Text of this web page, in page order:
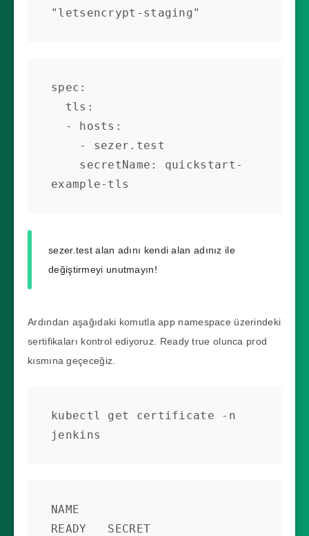
spec:
example-tls
sezer.test alan adını kendi alan adınız ile
değiştirmeyi unutmayın!
Ardından aşağıdaki komutla app namespace üzerindeki
sertifikaları kontrol ediyoruz. Ready true olunca prod
kısmına geçeceğiz.
kubectl get certificate -n
jenkins
NAME
READY   SECRET